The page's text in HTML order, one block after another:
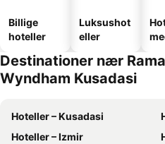
Billige
hoteller
Luksushot
eller
Destinationer nær
Wyndham Kusadasi
Hoteller – Kusadasi
Hoteller – Izmir